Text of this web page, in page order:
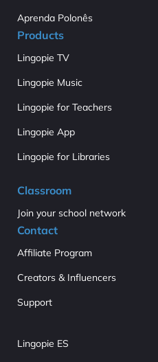
Aprenda Polonês
Products
Lingopie TV
Lingopie Music
Lingopie for Teachers
Lingopie App
Lingopie for Libraries
Classroom
Join your school network
Contact
Affiliate Program
Creators & Influencers
Support
Lingopie ES